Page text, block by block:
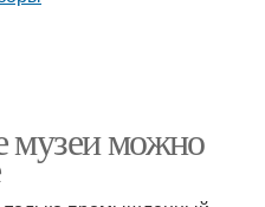
музеи можно